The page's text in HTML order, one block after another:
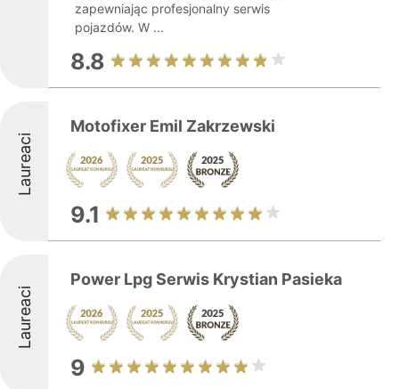
zapewniając profesjonalny serwis
pojazdów. W ...
8.8
Laureaci
Motofixer Emil Zakrzewski
9.1
Laureaci
Power Lpg Serwis Krystian Pasieka
9